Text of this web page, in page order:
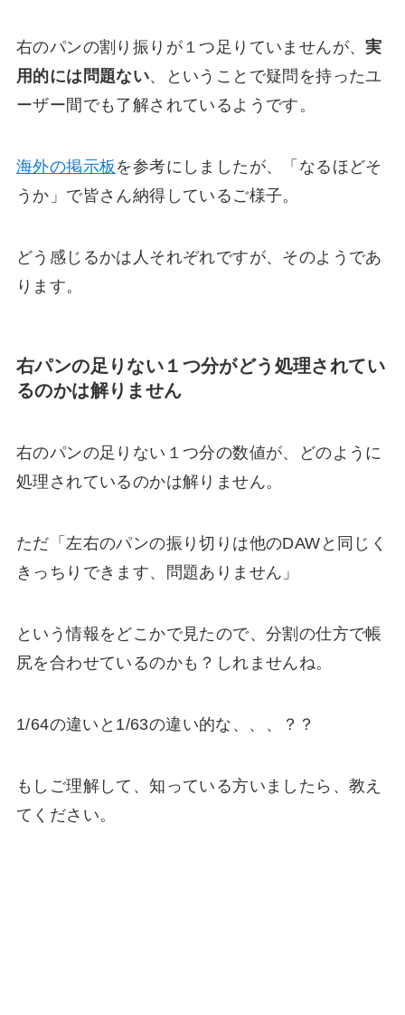
右のパンの割り振りが１つ足りていませんが、実
用的には問題ない、ということで疑問を持ったユ
ーザー間でも了解されているようです。
海外の掲示板 を参考にしましたが、「なるほどそ
うか」で皆さん納得しているご様子。
どう感じるかは人それぞれですが、そのようであ
ります。
右パンの足りない１つ分がどう処理されてい
るのかは解りません
右のパンの足りない１つ分の数値が、どのように
処理されているのかは解りません。
ただ「左右のパンの振り切りは他のDAWと同じく
きっちりできます、問題ありません」
という情報をどこかで見たので、分割の仕方で帳
尻を合わせているのかも？しれませんね。
1/64の違いと1/63の違い的な、、、？？
もしご理解して、知っている方いましたら、教え
てください。